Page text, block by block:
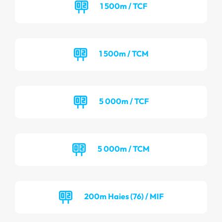
1 500m / TCF
1 500m / TCM
5 000m / TCF
5 000m / TCM
200m Haies (76) / MIF